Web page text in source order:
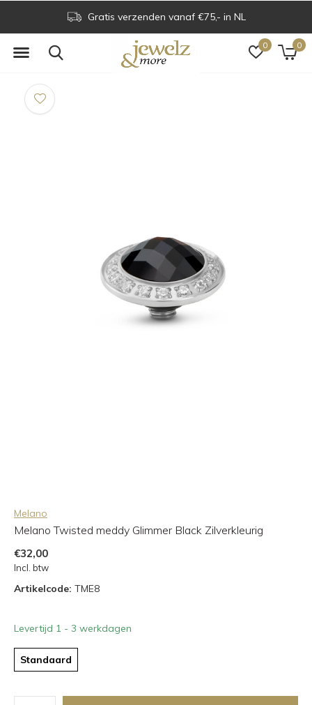
0 0
Gratis verzenden vanaf €75,- in NL
Melano
Melano Twisted meddy Glimmer Black Zilverkleurig
€32,00
Incl. btw
Artikelcode: TME8
Levertijd 1 - 3 werkdagen
Standaard